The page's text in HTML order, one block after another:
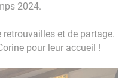
2024.
et de partage.
pour leur accueil !